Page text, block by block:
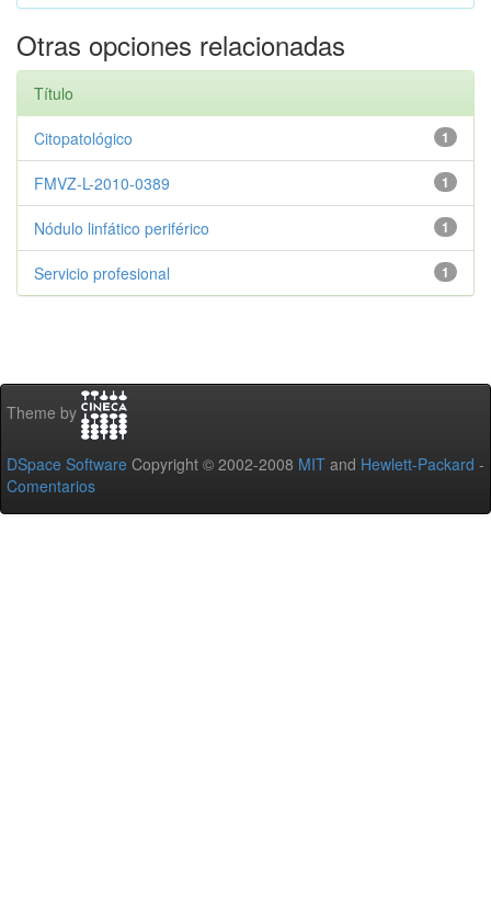
Otras opciones relacionadas
Título
1
Citopatológico
1
FMVZ-L-2010-0389
1
Nódulo linfático periférico
1
Servicio profesional
Theme by
DSpace Software Copyright © 2002-2008 MIT and Hewlett-Packard -
Comentarios